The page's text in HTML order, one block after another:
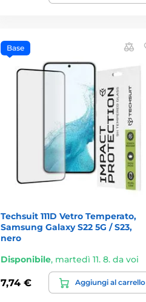
Base
Techsuit 111D Vetro Temperato,
Samsung Galaxy S22 5G / S23,
nero
Disponibile, martedì 11. 8. da voi
7,74 € Aggiungi al carrello